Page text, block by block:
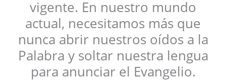
vigente. En nuestro mundo
actual, necesitamos más que
nunca abrir nuestros oídos a la
Palabra y soltar nuestra lengua
para anunciar el Evangelio.